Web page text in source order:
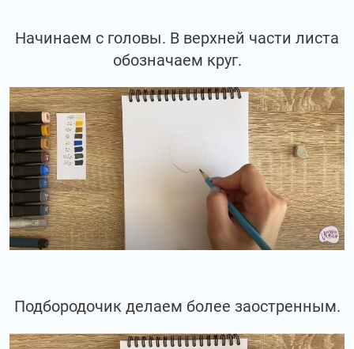
Начинаем с головы. В верхней части листа
обозначаем круг.
Подбородочик делаем более заостренным.